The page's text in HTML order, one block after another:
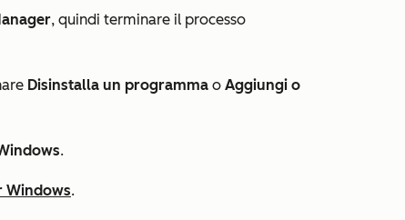
, quindi terminare il processo
Disinstalla un programma o Aggiungi o
.
Windows.